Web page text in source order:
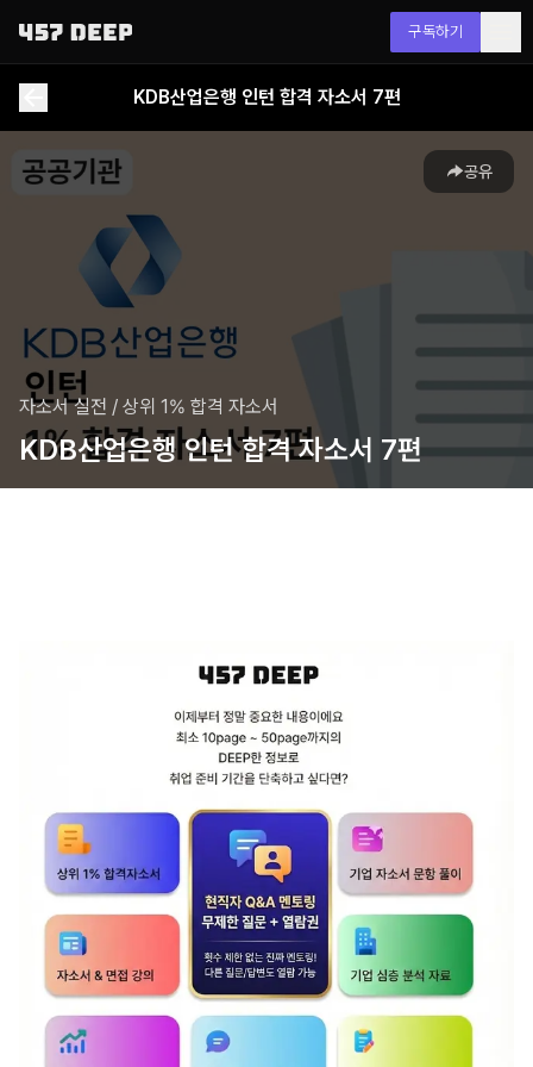
구독하기
KDB산업은행 인턴 합격 자소서 7편
공유
자소서 실전 / 상위 1% 합격 자소서
KDB산업은행 인턴 합격 자소서 7편